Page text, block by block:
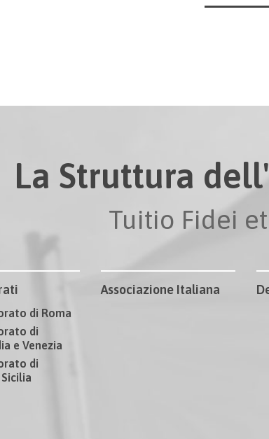
La Struttura
Tuitio Fidei
di Roma
di
e Venezia
di
Associazione Italiana